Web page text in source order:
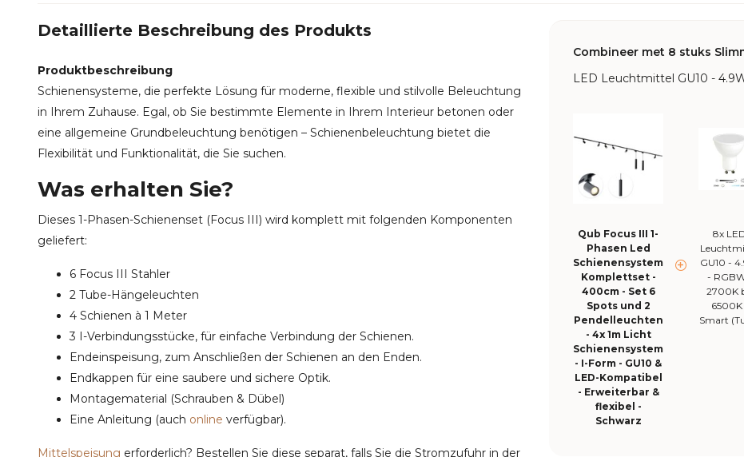
Detaillierte Beschreibung des Produkts
Produktbeschreibung
Schienensysteme, die perfekte Lösung für moderne, flexible und stilvolle Beleuchtung
in Ihrem Zuhause. Egal, ob Sie bestimmte Elemente in Ihrem Interieur betonen oder
eine allgemeine Grundbeleuchtung benötigen – Schienenbeleuchtung bietet die
Flexibilität und Funktionalität, die Sie suchen.
Was erhalten Sie?
Dieses 1-Phasen-Schienenset (Focus III) wird komplett mit folgenden Komponenten
geliefert:
6 Focus III Stahler
2 Tube-Hängeleuchten
4 Schienen à 1 Meter
3 I-Verbindungsstücke, für einfache Verbindung der Schienen.
Endeinspeisung, zum Anschließen der Schienen an den Enden.
Endkappen für eine saubere und sichere Optik.
Montagematerial (Schrauben & Dübel)
Eine Anleitung (auch online verfügbar).
Mittelspeisung erforderlich? Bestellen Sie diese separat, falls Sie die Stromzufuhr in der
Combineer met 8 stuks
LED Leuchtmittel GU10 -
Qub Focus III 1-
Phasen Led
Schienensystem
Komplettset -
400cm - Set 6
Spots und 2
Pendelleuchten
- 4x 1m Licht
Schienensystem
- I-Form - GU10 &
LED-Kompatibel
- Erweiterbar &
flexibel -
Schwarz
8x
GU10 -
-
2700K
6500K
Smart